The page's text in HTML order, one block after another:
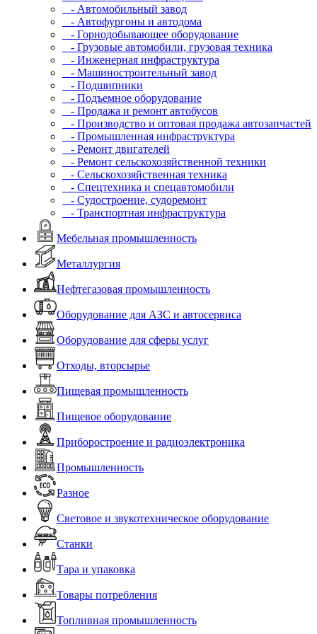
- Автомобильный завод
- Автофургоны и автодома
- Горнодобывающее оборудование
- Грузовые автомобили, грузовая техника
- Инженерная инфраструктура
- Машиностроительный завод
- Подшипники
- Подъемное оборудование
- Продажа и ремонт автобусов
- Производство и оптовая продажа автозапчастей
- Промышленная инфраструктура
- Ремонт двигателей
- Ремонт сельскохозяйственной техники
- Сельскохозяйственная техника
- Спецтехника и спецавтомобили
- Судостроение, судоремонт
- Транспортная инфраструктура
Мебельная промышленность
Металлургия
Нефтегазовая промышленность
Оборудование для АЗС и автосервиса
Оборудование для сферы услуг
Отходы, вторсырье
Пищевая промышленность
Пищевое оборудование
Приборостроение и радиоэлектроника
Промышленность
Разное
Световое и звукотехническое оборудование
Станки
Тара и упаковка
Товары потребления
Топливная промышленность